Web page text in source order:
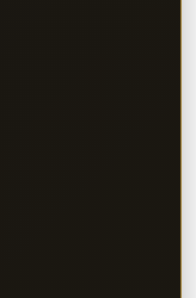
gewenste
bij onduidelijkheid over